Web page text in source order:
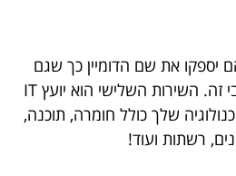
יספקו את שם הדומיין כך שגם
אתה לא צריך לדאוג לגבי זה. השירות השלישי הוא יועץ IT
שלך כולל חומרה, תוכנה,
רשתות ועוד!